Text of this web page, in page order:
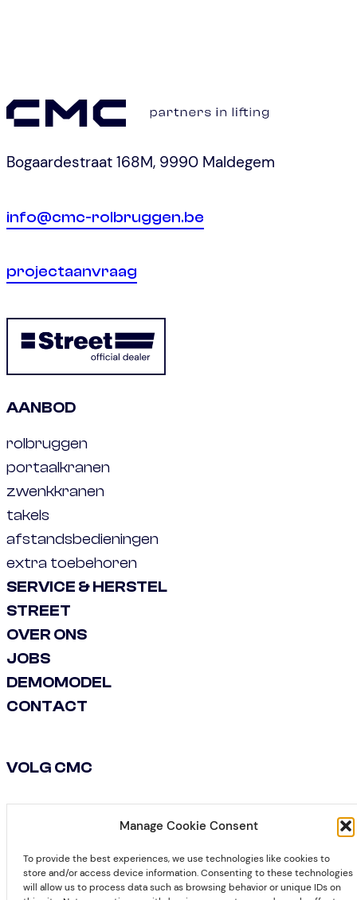
Manage Cookie Consent
To provide the best experiences, we use technologies like cookies to
store and/or access device information. Consenting to these technologies
will allow us to process data such as browsing behavior or unique IDs on
Bogaardestraat 168M, 9990 Maldegem
info@cmc-rolbruggen.be
projectaanvraag
AANBOD
rolbruggen
portaalkranen
zwenkkranen
takels
afstandsbedieningen
extra toebehoren
SERVICE & HERSTEL
STREET
OVER ONS
JOBS
DEMOMODEL
CONTACT
VOLG CMC